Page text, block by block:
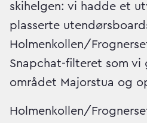
skihelgen: vi hadde et
plasserte
Holmenkollen/
Snapchat-filteret som vi
området Majorstua og
Holmenkollen/